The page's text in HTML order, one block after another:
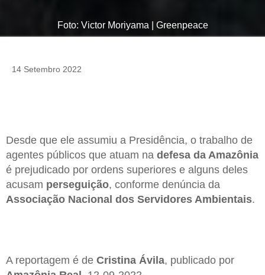
Foto: Victor Moriyama | Greenpeace
14 Setembro 2022
Desde que ele assumiu a Presidência, o trabalho de
agentes públicos que atuam na defesa da Amazônia
é prejudicado por ordens superiores e alguns deles
acusam perseguição, conforme denúncia da
Associação Nacional dos Servidores Ambientais.
A reportagem é de Cristina Ávila, publicado por